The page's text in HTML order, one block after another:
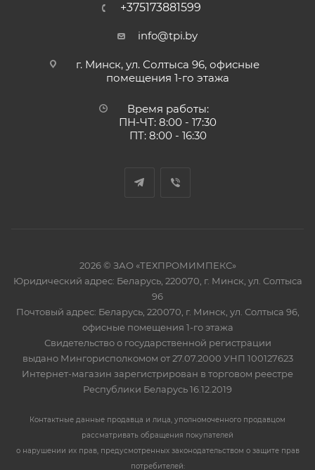
+375173881599
info@tpi.by
г. Минск, ул. Солтыса 96, офисные
помещения 1-го этажа
Время работы:
ПН-ЧТ: 8:00 - 17:30
ПТ: 8:00 - 16:30
2026 © ЗАО «ТЕХПРОМИМПЕКС»
Юридический адрес: Беларусь, 220070, г. Минск, ул. Солтыса
96
Почтовый адрес: Беларусь, 220070, г. Минск, ул. Солтыса 96,
офисные помещения 1-го этажа
Свидетельство о государственной регистрации
выдано Мингорисполкомом от 27.07.2000 УНП 100127623
Интернет-магазин зарегистрирован в торговом реестре
Республики Беларусь 16.12.2019
Контактные данные продавца и лица, уполномоченного продавцом
рассматривать обращения покупателей
о нарушении их прав, предусмотренных законодательством о защите прав
потребителей: